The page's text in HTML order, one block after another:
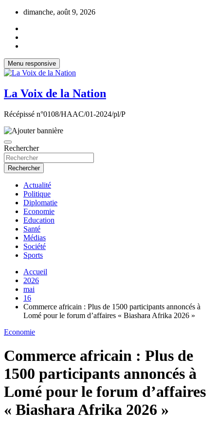
Aller
contenu
dimanche, août 9, 2026
Menu responsive
La Voix de la Nation
Récépissé n°0108/HAAC/01-2024/pl/P
Rechercher
Rechercher
Actualité
Politique
Diplomatie
Economie
Education
Santé
Médias
Société
Sports
Accueil
2026
mai
16
Commerce africain : Plus de 1500 participants annoncés à
Lomé pour le forum d’affaires « Biashara Afrika 2026 »
Economie
Commerce africain : Plus de
1500 participants annoncés à
Lomé pour le forum d’affaires
« Biashara Afrika 2026 »